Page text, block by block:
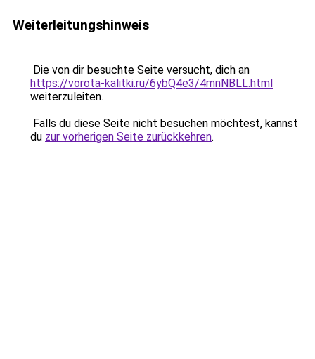
Weiterleitungshinweis
Die von dir besuchte Seite versucht, dich an
https://vorota-kalitki.ru/6ybQ4e3/4mnNBLL.html
weiterzuleiten.
Falls du diese Seite nicht besuchen möchtest, kannst
du zur vorherigen Seite zurückkehren.